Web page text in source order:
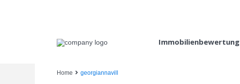
Immobilienbewertung
Home georgiannavill